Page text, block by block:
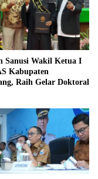
Sanusi Wakil Ketua I
Kabupaten
Raih Gelar Doktoral